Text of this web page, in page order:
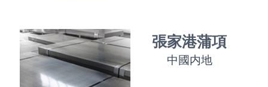
張家港蒲項
中國内地